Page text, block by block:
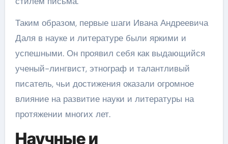
Таким образом, первые шаги Ивана Андреевича
Даля в науке и литературе были яркими и
успешными. Он проявил себя как выдающийся
ученый-лингвист, этнограф и талантливый
писатель, чьи достижения оказали огромное
влияние на развитие науки и литературы на
протяжении многих лет.
Научные и